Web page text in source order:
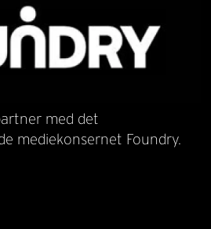
med det
mediekonsernet Foundry.